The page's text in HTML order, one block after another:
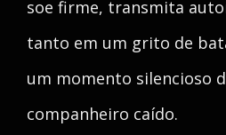
soe firme, transmita
tanto em um grito de
um momento silencioso
companheiro caído.